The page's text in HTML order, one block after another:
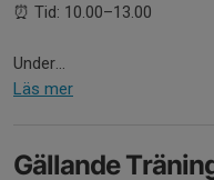
⏰ Tid: 10.00–13.00
Under...
Läs mer
Gällande